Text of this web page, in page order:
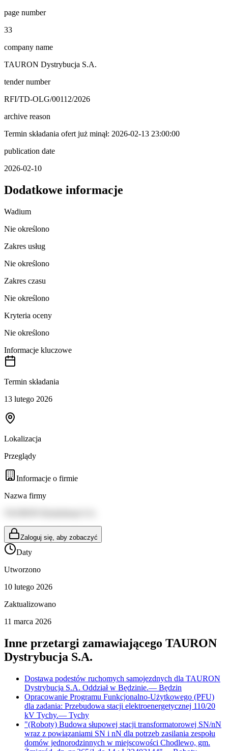
page number
33
company name
TAURON Dystrybucja S.A.
tender number
RFI/TD-OLG/00112/2026
archive reason
Termin składania ofert już minął: 2026-02-13 23:00:00
publication date
2026-02-10
Dodatkowe informacje
Wadium
Nie określono
Zakres usług
Nie określono
Zakres czasu
Nie określono
Kryteria oceny
Nie określono
Informacje kluczowe
Termin składania
13 lutego 2026
Lokalizacja
Przeglądy
Informacje o firmie
Nazwa firmy
Zaloguj się, aby zobaczyć
Daty
Utworzono
10 lutego 2026
Zaktualizowano
11 marca 2026
Inne przetargi zamawiającego TAURON
Dystrybucja S.A.
Dostawa podestów ruchomych samojezdnych dla TAURON
Dystrybucja S.A. Oddział w Będzinie.— Będzin
Opracowanie Programu Funkcjonalno-Użytkowego (PFU)
dla zadania: Przebudowa stacji elektroenergetycznej 110/20
kV Tychy.— Tychy
"(Roboty) Budowa słupowej stacji transformatorowej SN/nN
wraz z powiązaniami SN i nN dla potrzeb zasilania zespołu
domów jednorodzinnych w miejscowości Chodlewo, gm.